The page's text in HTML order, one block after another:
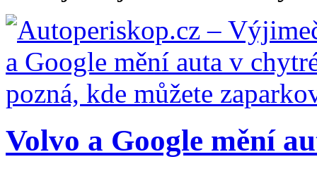
Volvo a Google mění